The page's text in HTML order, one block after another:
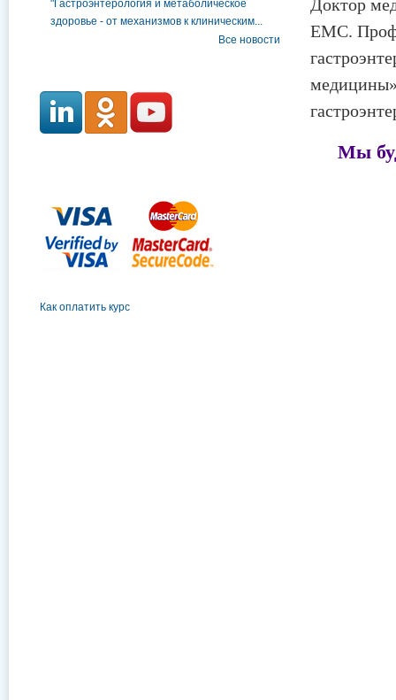
"Гастроэнтерология и метаболическое
здоровье - от механизмов к клиническим...
Все новости
Как оплатить курс
Доктор
ЕМС.
Мы